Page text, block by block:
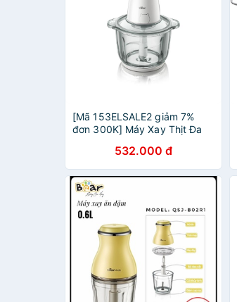
[Mã 153ELSALE2 giảm 7%
đơn 300K] Máy Xay Thịt Đa
Hàng chính hãng
532.000 đ